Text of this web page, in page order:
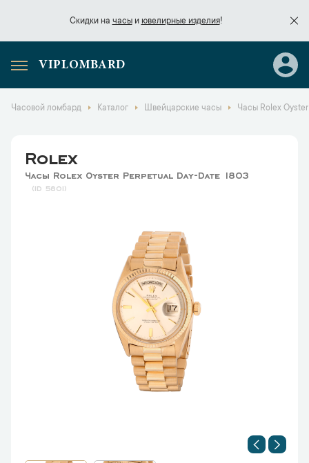
Скидки на часыи ювелирные изделия!
Скидки начасы
VIPLOMBARD
Часовой ломбард Каталог Швейцарские часы Часы Rolex
Rolex
Часы Rolex Oyster Perpetual Day-Date 1803
5801